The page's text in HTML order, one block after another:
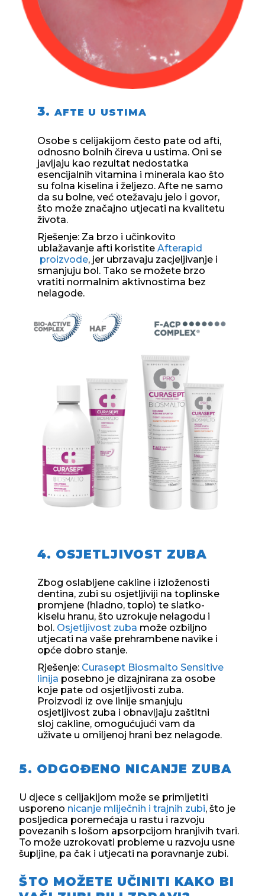
3.AFTE U USTIMA
Osobe s celijakijom često pate od afti,
odnosno bolnih čireva u ustima. Oni se
javljaju kao rezultat nedostatka
esencijalnih vitamina i minerala kao što
su folna kiselina i željezo. Afte ne samo
da su bolne, već otežavaju jelo i govor,
što može značajno utjecati na kvalitetu
života.
Rješenje: Za brzo i učinkovito
ublažavanje afti koristiteAfterapid
proizvode, jer ubrzavaju zacjeljivanje i
smanjuju bol. Tako se možete brzo
vratiti normalnim aktivnostima bez
nelagode.
4. OSJETLJIVOST ZUBA
Zbog oslabljene cakline i izloženosti
dentina, zubi su osjetljiviji na toplinske
promjene (hladno, toplo) te slatko-
kiselu hranu, što uzrokuje nelagodu i
bol. Osjetljivost zuba može ozbiljno
utjecati na vaše prehrambene navike i
opće dobro stanje.
Rješenje: Curasept Biosmalto Sensitive
linija posebno je dizajnirana za osobe
koje pate od osjetljivosti zuba.
Proizvodi iz ove linije smanjuju
osjetljivost zuba i obnavljaju zaštitni
sloj cakline, omogućujući vam da
uživate u omiljenoj hrani bez nelagode.
5. ODGOĐENO NICANJE ZUBA
U djece s celijakijom može se primijetiti
usporeno nicanje mliječnih i trajnih zubi, što je
posljedica poremećaja u rastu i razvoju
povezanih s lošom apsorpcijom hranjivih tvari.
To može uzrokovati probleme u razvoju usne
šupljine, pa čak i utjecati na poravnanje zubi.
ŠTO MOŽETE UČINITI KAKO BI